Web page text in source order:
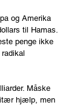
og Amerika
til Hamas.
penge ikke
Måske
hjælp, men